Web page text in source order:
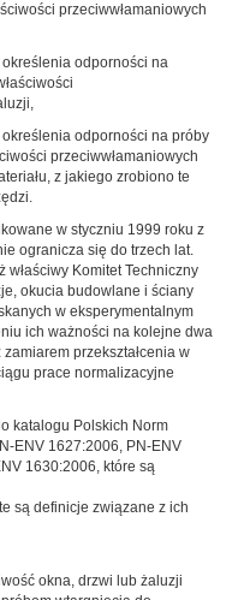
przeciwwłamaniowych
odporności na
odporności na próby
przeciwwłamaniowych
z jakiego zrobiono te
w styczniu 1999 roku z
ogranicza się do trzech lat.
właściwy Komitet Techniczny
okucia budowlane i ściany
w eksperymentalnym
ich ważności na kolejne dwa
przekształcenia w
prace normalizacyjne
katalogu Polskich Norm
ENV 1627:2006, PN-ENV
1630:2006, które są
są definicje związane z ich
okna, drzwi lub żaluzji